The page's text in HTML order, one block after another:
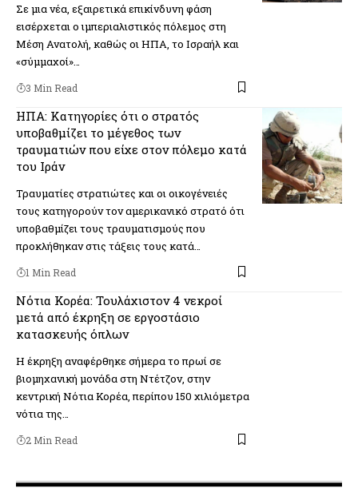
Σε μια νέα, εξαιρετικά επικίνδυνη φάση
εισέρχεται ο ιμπεριαλιστικός πόλεμος στη
Μέση Ανατολή, καθώς οι ΗΠΑ, το Ισραήλ και
«σύμμαχοί»…
3 Min Read
ΗΠΑ: Κατηγορίες ότι ο στρατός
υποβαθμίζει το μέγεθος των
τραυματιών που είχε στον πόλεμο κατά
του Ιράν
Τραυματίες στρατιώτες και οι οικογένειές
τους κατηγορούν τον αμερικανικό στρατό ότι
υποβαθμίζει τους τραυματισμούς που
προκλήθηκαν στις τάξεις τους κατά…
1 Min Read
Νότια Κορέα: Τουλάχιστον 4 νεκροί
μετά από έκρηξη σε εργοστάσιο
κατασκευής όπλων
Η έκρηξη αναφέρθηκε σήμερα το πρωί σε
βιομηχανική μονάδα στη Ντέτζον, στην
κεντρική Νότια Κορέα, περίπου 150 χιλιόμετρα
νότια της…
2 Min Read